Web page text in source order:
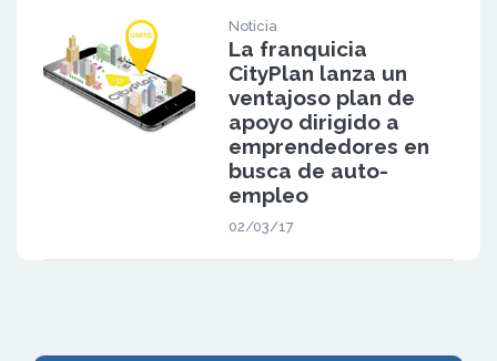
Noticia
La franquicia
CityPlan lanza un
ventajoso plan de
apoyo dirigido a
emprendedores en
busca de auto-
empleo
02/03/17